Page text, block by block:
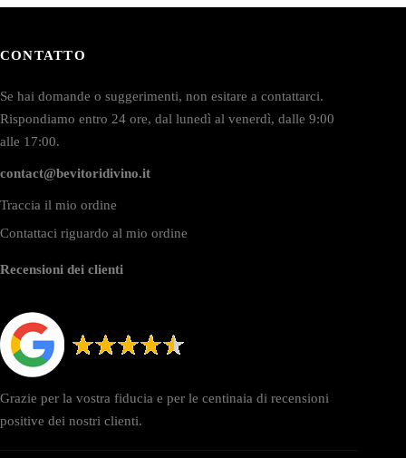
CONTATTO
Se hai domande o suggerimenti, non esitare a contattarci.
Rispondiamo entro 24 ore, dal lunedì al venerdì, dalle 9:00
alle 17:00.
contact@bevitoridivino.it
Traccia il mio ordine
Contattaci riguardo al mio ordine
Recensioni dei clienti
Grazie per la vostra fiducia e per le centinaia di recensioni
positive dei nostri clienti.